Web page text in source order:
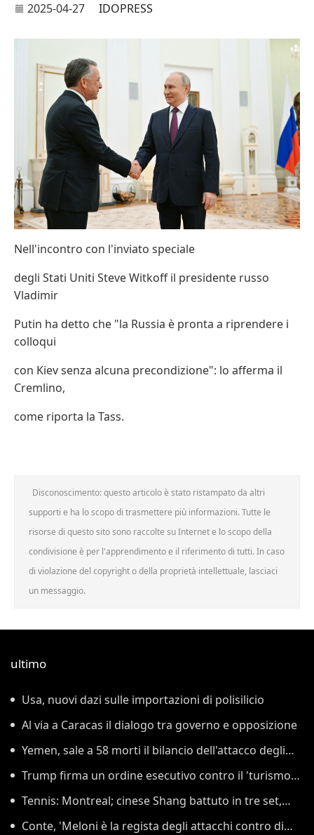
2025-04-27 IDOPRESS
Nell'incontro con l'inviato speciale
degli Stati Uniti Steve Witkoff il presidente russo
Vladimir
Putin ha detto che "la Russia è pronta a riprendere i
colloqui
con Kiev senza alcuna precondizione": lo afferma il
Cremlino,
come riporta la Tass.
Disconoscimento: questo articolo è stato ristampato da altri
supporti e ha lo scopo di trasmettere più informazioni. Tutte le
risorse di questo sito sono raccolte su Internet e lo scopo della
condivisione è per l'apprendimento e il riferimento di tutti. In caso
di violazione del copyright o della proprietà intellettuale, lasciaci
un messaggio.
ultimo
Usa, nuovi dazi sulle importazioni di polisilicio
Al via a Caracas il dialogo tra governo e opposizione
Yemen, sale a 58 morti il bilancio dell'attacco degli
Houthi
Trump firma un ordine esecutivo contro il 'turismo
delle nascite'
Tennis: Montreal; cinese Shang battuto in tre set,
Darderi agli ottavi
Conte, 'Meloni è la regista degli attacchi contro di